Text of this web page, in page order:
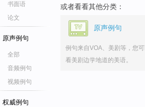
书面语
论文
原声例句
全部
音频例句
视频例句
权威例句
或者看看其他分类：
原声例句
例句来自VOA、美剧等，您可
看美剧边学地道的美语。